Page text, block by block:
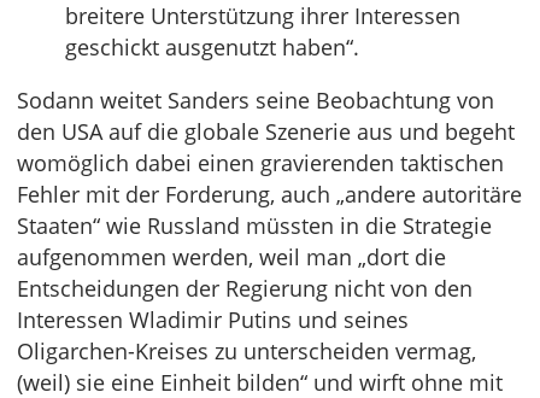
breitere Unterstützung ihrer Interessen
geschickt ausgenutzt haben“.
Sodann weitet Sanders seine Beobachtung von
den USA auf die globale Szenerie aus und begeht
womöglich dabei einen gravierenden taktischen
Fehler mit der Forderung, auch „andere autoritäre
Staaten“ wie Russland müssten in die Strategie
aufgenommen werden, weil man „dort die
Entscheidungen der Regierung nicht von den
Interessen Wladimir Putins und seines
Oligarchen-Kreises zu unterscheiden vermag,
(weil) sie eine Einheit bilden“ und wirft ohne mit